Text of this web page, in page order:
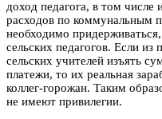
доход педагога, в том
расходов по коммунальным
необходимо
сельских педагогов. Если из
сельских учителей изъять
платежи, то их реальная
коллег-горожан. Таким
не имеют привилегии.